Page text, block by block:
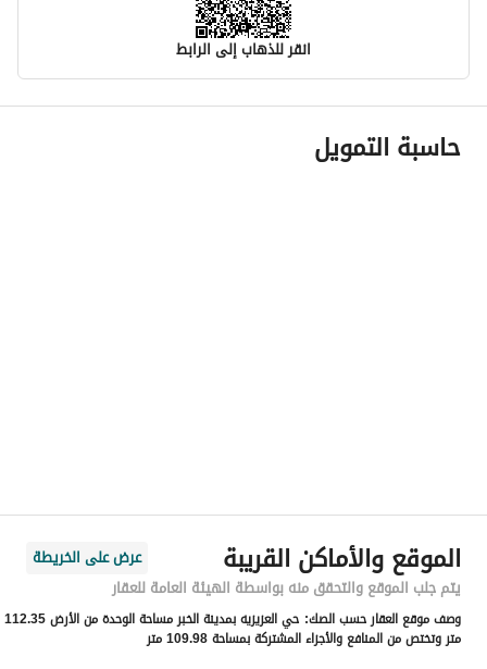
انقر للذهاب إلى الرابط
معلومات مسؤول الإعلان
اسم المسؤول
رقم المبنى
6778
الرقم الاضافي
3425
حاسبة التمويل
الموقع والأماكن القريبة
عرض على الخريطة
يتم جلب الموقع والتحقق منه بواسطة الهيئة العامة للعقار
وصف موقع العقار حسب الصك:
حي العزيزيه بمدينة الخبر مساحة الوحدة من الأرض 112.35
متر وتختص من المنافع والأجزاء المشتركة بمساحة 109.98 متر